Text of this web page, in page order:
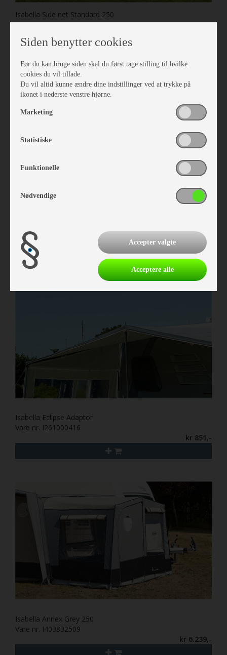
Isabella Side net Standard 250
Vare nr. I407202506
kr 5.097,-
Isabella Eclipse Adaptor
Vare nr. I261000416
kr 851,-
Isabella Annex Grey 250
Vare nr. I403832509
kr 6.239,-
Siden benytter cookies
Før du kan bruge siden skal du først tage stilling til hvilke
cookies du vil tillade.
Du vil altid kunne ændre dine indstillinger ved at trykke på
ikonet i nederste venstre hjørne.
Marketing
Statistiske
Funktionelle
Nødvendige
Accepter valgte
Acceptere alle